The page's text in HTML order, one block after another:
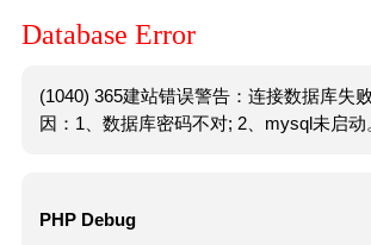
Database Error
(1040) 365建站错误警告：连接数据库失
因：1、数据库密码不对; 2、mysql未启动
PHP Debug